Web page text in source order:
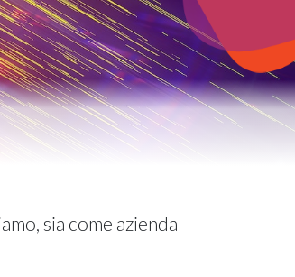
sia come azienda